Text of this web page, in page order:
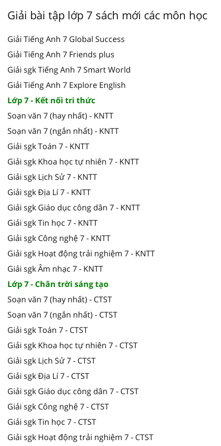
Giải bài tập lớp 7 sách mới các môn học
Giải Tiếng Anh 7 Global Success
Giải Tiếng Anh 7 Friends plus
Giải sgk Tiếng Anh 7 Smart World
Giải Tiếng Anh 7 Explore English
Lớp 7 - Kết nối tri thức
Soạn văn 7 (hay nhất) - KNTT
Soạn văn 7 (ngắn nhất) - KNTT
Giải sgk Toán 7 - KNTT
Giải sgk Khoa học tự nhiên 7 - KNTT
Giải sgk Lịch Sử 7 - KNTT
Giải sgk Địa Lí 7 - KNTT
Giải sgk Giáo dục công dân 7 - KNTT
Giải sgk Tin học 7 - KNTT
Giải sgk Công nghệ 7 - KNTT
Giải sgk Hoạt động trải nghiệm 7 - KNTT
Giải sgk Âm nhạc 7 - KNTT
Lớp 7 - Chân trời sáng tạo
Soạn văn 7 (hay nhất) - CTST
Soạn văn 7 (ngắn nhất) - CTST
Giải sgk Toán 7 - CTST
Giải sgk Khoa học tự nhiên 7 - CTST
Giải sgk Lịch Sử 7 - CTST
Giải sgk Địa Lí 7 - CTST
Giải sgk Giáo dục công dân 7 - CTST
Giải sgk Công nghệ 7 - CTST
Giải sgk Tin học 7 - CTST
Giải sgk Hoạt động trải nghiệm 7 - CTST